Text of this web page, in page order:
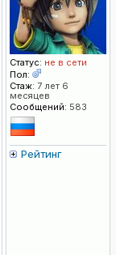
Статус: не в сети
Пол:
Стаж: 7 лет 6
месяцев
Сообщений: 583
Рейтинг